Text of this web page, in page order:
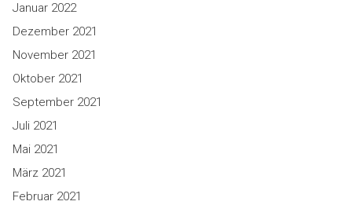
Januar 2022
Dezember 2021
November 2021
Oktober 2021
September 2021
Juli 2021
Mai 2021
März 2021
Februar 2021